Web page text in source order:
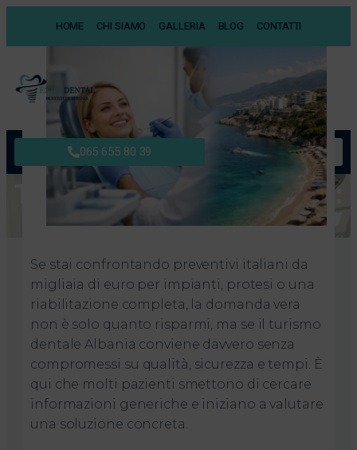
HOME CHI SIAMO GALLERIA BLOG CONTATTI
English Version
065 655 80 39
Turismo dentale in Albania:
conviene davvero?
Marzo 28, 2026
Se stai confrontando preventivi italiani da
migliaia di euro per impianti, protesi o una
riabilitazione completa, la domanda vera
non è solo quanto risparmi, ma se il turismo
dentale Albania conviene davvero senza
compromessi su qualità, sicurezza e tempi. È
qui che molti pazienti smettono di cercare
informazioni generiche e iniziano a valutare
una soluzione concreta.